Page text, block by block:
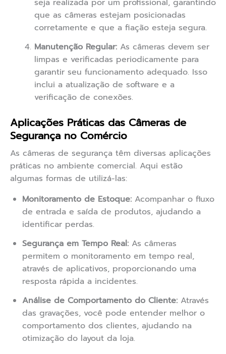
seja realizada por um profissional, garantindo
que as câmeras estejam posicionadas
corretamente e que a fiação esteja segura.
Manutenção Regular: As câmeras devem ser
limpas e verificadas periodicamente para
garantir seu funcionamento adequado. Isso
inclui a atualização de software e a
verificação de conexões.
Aplicações Práticas das Câmeras de
Segurança no Comércio
As câmeras de segurança têm diversas aplicações
práticas no ambiente comercial. Aqui estão
algumas formas de utilizá-las:
Monitoramento de Estoque: Acompanhar o fluxo
de entrada e saída de produtos, ajudando a
identificar perdas.
Segurança em Tempo Real: As câmeras
permitem o monitoramento em tempo real,
através de aplicativos, proporcionando uma
resposta rápida a incidentes.
Análise de Comportamento do Cliente: Através
das gravações, você pode entender melhor o
comportamento dos clientes, ajudando na
otimização do layout da loja.